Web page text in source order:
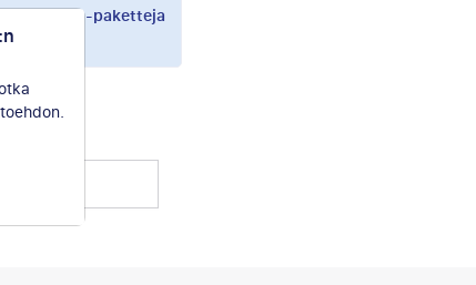
Milan -paketteja